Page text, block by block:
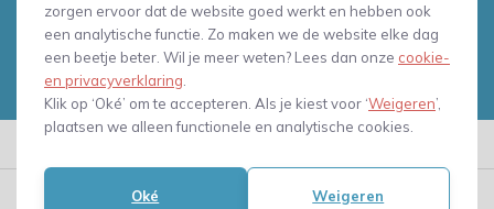
zorgen ervoor dat de website goed werkt en hebben ook
een analytische functie. Zo maken we de website elke dag
een beetje beter. Wil je meer weten? Lees dan onze cookie-
en privacyverklaring
Klik op ‘Oké’ om te accepteren. Als je kiest voor ‘Weigeren’,
plaatsen we alleen functionele en analytische cookies.
Oké Weigeren
Abonneer
Onze mailing is in overeenstemming met onze privacyverklaring
Klantenservice